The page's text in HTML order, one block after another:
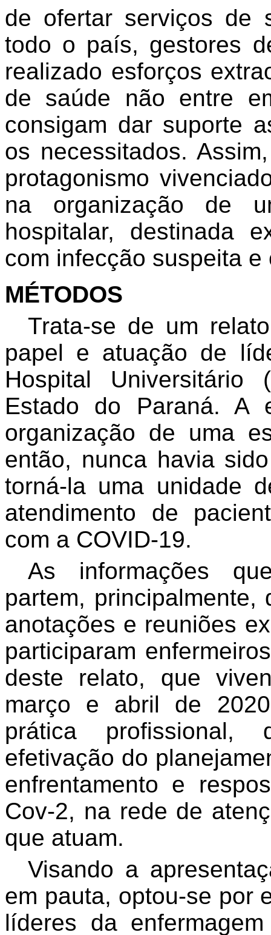
de ofertar serviços de
todo o país, gestores
realizado esforços
de saúde não entre
consigam dar suporte
os necessitados.
protagonismo
na organização de
hospitalar, destinada
com infecção suspeita
MÉTODOS
Trata-se de um
papel e atuação de
Hospital Universitário
Estado do Paraná. A
organização de uma
então, nunca havia
torná-la uma unidade
atendimento de
com a COVID-19.
As informações
partem, principalmente,
anotações e reuniões
participaram
deste relato, que
março e abril de
prática
efetivação do
enfrentamento e
Cov-2, na rede de
que atuam.
Visando a
em pauta, optou-se por
líderes da